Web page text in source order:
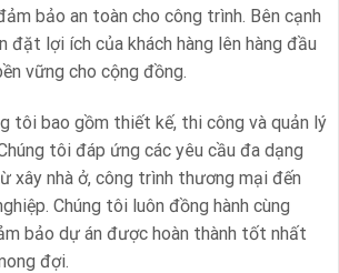
bảo an toàn cho công trình. Bên cạnh
đặt lợi ích của khách hàng lên hàng đầu
vững cho cộng đồng.
tôi bao gồm thiết kế, thi công và quản lý
tôi đáp ứng các yêu cầu đa dạng
xây nhà ở, công trình thương mại đến
Chúng tôi luôn đồng hành cùng
bảo dự án được hoàn thành tốt nhất
đợi.